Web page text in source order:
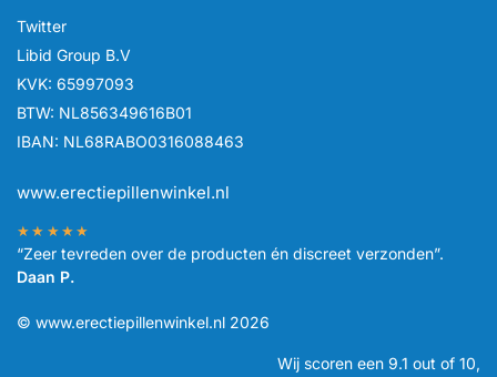
Twitter
Libid Group B.V
KVK: 65997093
BTW: NL856349616B01
IBAN: NL68RABO0316088463
www.erectiepillenwinkel.nl
★★★★★
“Zeer tevreden over de producten én discreet verzonden”.
Daan P.
© www.erectiepillenwinkel.nl 2026
Wij scoren een 9.1 out of 10,